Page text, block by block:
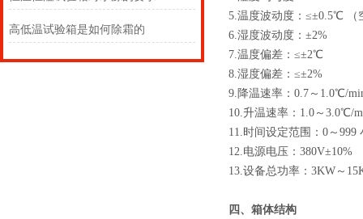
高低温试验箱是如何除霜的
5.温度波动度：≤±0.5℃ （
6.湿度波动度：±2%
7.温度偏差：≤±2℃
8.湿度偏差：≤±2%
9.降温速率：0.7～1.0℃/
10.升温速率：1.0～3.0℃/
11.时间设定范围：0～999
12.电源电压：380V±10%
13.设备总功率：3KW～
四、箱体结构